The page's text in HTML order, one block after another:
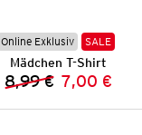
Online Exklusiv SALE
Mädchen T-Shirt
Vorheriger
8,99 € Neuer Preis:
7,00 €